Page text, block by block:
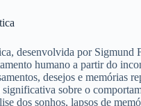
desenvolvida por Sigmund
humano a partir do
desejos e memórias
sobre o
dos sonhos, lapsos de